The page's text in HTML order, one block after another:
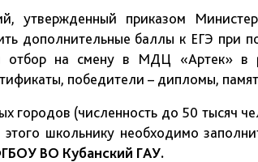
утвержденный приказом
дополнительные баллы к ЕГЭ при
отбор на смену в МДЦ «Артек» в
победители – дипломы,
городов (численность до 50 тысяч
школьнику необходимо
ВО Кубанский ГАУ.